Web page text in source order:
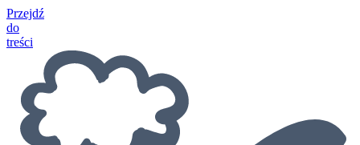
Przejdź
do
treści